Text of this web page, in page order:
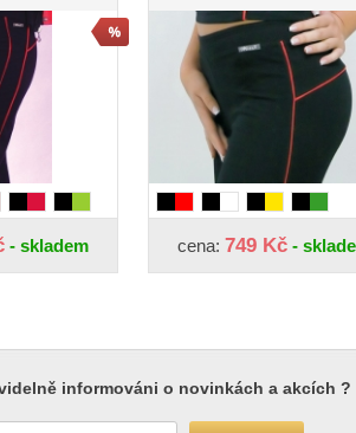
- skladem cena: 749 Kč -
informováni o novinkách a akcích ?